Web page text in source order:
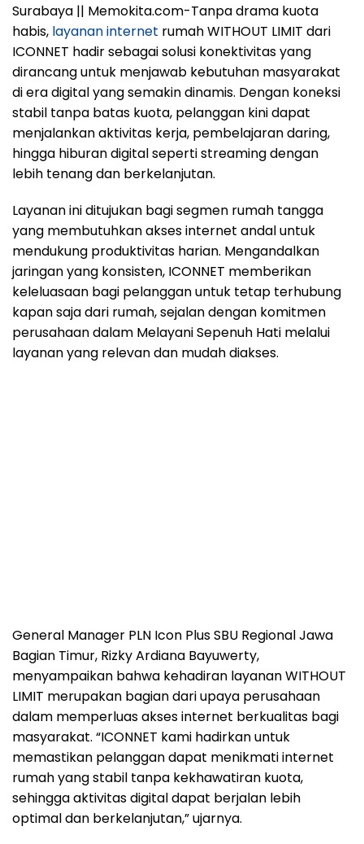
Surabaya || Memokita.com-Tanpa drama kuota
habis, layanan internet rumah WITHOUT LIMIT dari
ICONNET hadir sebagai solusi konektivitas yang
dirancang untuk menjawab kebutuhan masyarakat
di era digital yang semakin dinamis. Dengan koneksi
stabil tanpa batas kuota, pelanggan kini dapat
menjalankan aktivitas kerja, pembelajaran daring,
hingga hiburan digital seperti streaming dengan
lebih tenang dan berkelanjutan.
Layanan ini ditujukan bagi segmen rumah tangga
yang membutuhkan akses internet andal untuk
mendukung produktivitas harian. Mengandalkan
jaringan yang konsisten, ICONNET memberikan
keleluasaan bagi pelanggan untuk tetap terhubung
kapan saja dari rumah, sejalan dengan komitmen
perusahaan dalam Melayani Sepenuh Hati melalui
layanan yang relevan dan mudah diakses.
General Manager PLN Icon Plus SBU Regional Jawa
Bagian Timur, Rizky Ardiana Bayuwerty,
menyampaikan bahwa kehadiran layanan WITHOUT
LIMIT merupakan bagian dari upaya perusahaan
dalam memperluas akses internet berkualitas bagi
masyarakat. “ICONNET kami hadirkan untuk
memastikan pelanggan dapat menikmati internet
rumah yang stabil tanpa kekhawatiran kuota,
sehingga aktivitas digital dapat berjalan lebih
optimal dan berkelanjutan,” ujarnya.